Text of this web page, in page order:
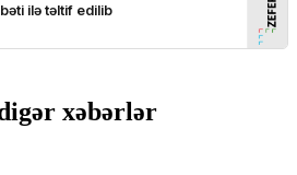
xəbərlər